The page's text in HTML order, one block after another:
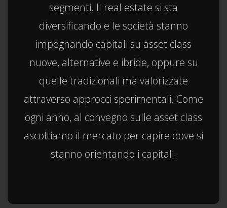
segmenti. Il real estate si sta
diversificando e le società stanno
impegnando capitali su asset class
nuove, alternative e ibride, oppure su
quelle tradizionali ma valorizzate
attraverso approcci sperimentali. Come
ogni anno, al convegno sulle asset class
ascoltiamo il mercato per capire dove si
stanno orientando i capitali.